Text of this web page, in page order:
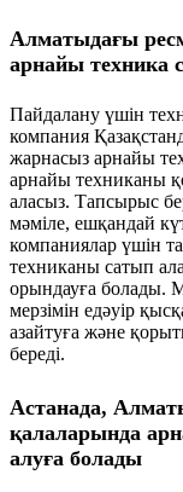
Алматыдағы
арнайы техника
Пайдалану үшін
компания
жарнасыз арнайы
арнайы техниканы
аласыз. Тапсырыс
мәміле, ешқандай
компаниялар үшін
техниканы сатып
орындауға болады.
мерзімін едәуір
азайтуға және
береді.
Астанада,
қалаларында
алуға болады